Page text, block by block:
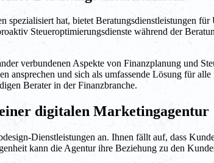
spezialisiert hat, bietet Beratungsdienstleistungen
Steueroptimierungsdienste während der
verbundenen Aspekte von Finanzplanung und
ansprechen und sich als umfassende Lösung für
Berater in der Finanzbranche.
digitalen Marketingagentur
Dienstleistungen an. Ihnen fällt auf, dass
kann die Agentur ihre Beziehung zu den